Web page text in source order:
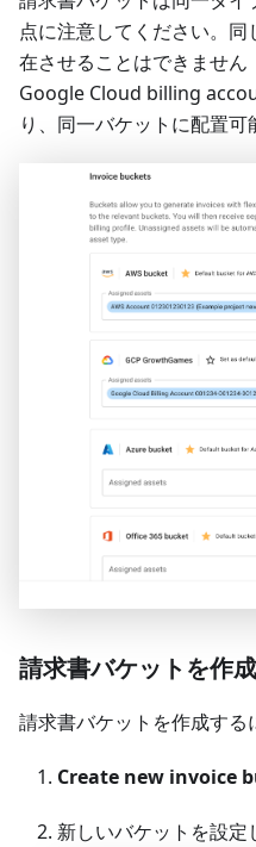
点に注意してください。
在させることはできませ
Google Cloud billing
り、同一バケットに配置可
請求書バケットを作
請求書バケットを作成する
Create new invoice
新しいバケットを設定